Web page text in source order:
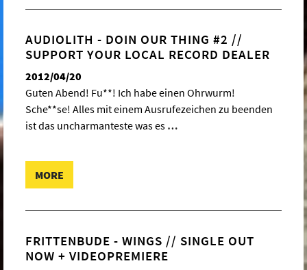
AUDIOLITH - DOIN OUR THING #2 //
SUPPORT YOUR LOCAL RECORD DEALER
2012/04/20
Guten Abend! Fu**! Ich habe einen Ohrwurm!
Sche**se! Alles mit einem Ausrufezeichen zu beenden
ist das uncharmanteste was es …
MORE
FRITTENBUDE - WINGS // SINGLE OUT
NOW + VIDEOPREMIERE